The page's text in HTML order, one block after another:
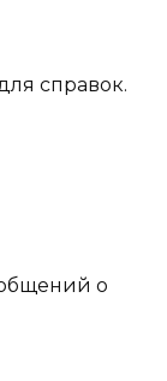
справок.
о